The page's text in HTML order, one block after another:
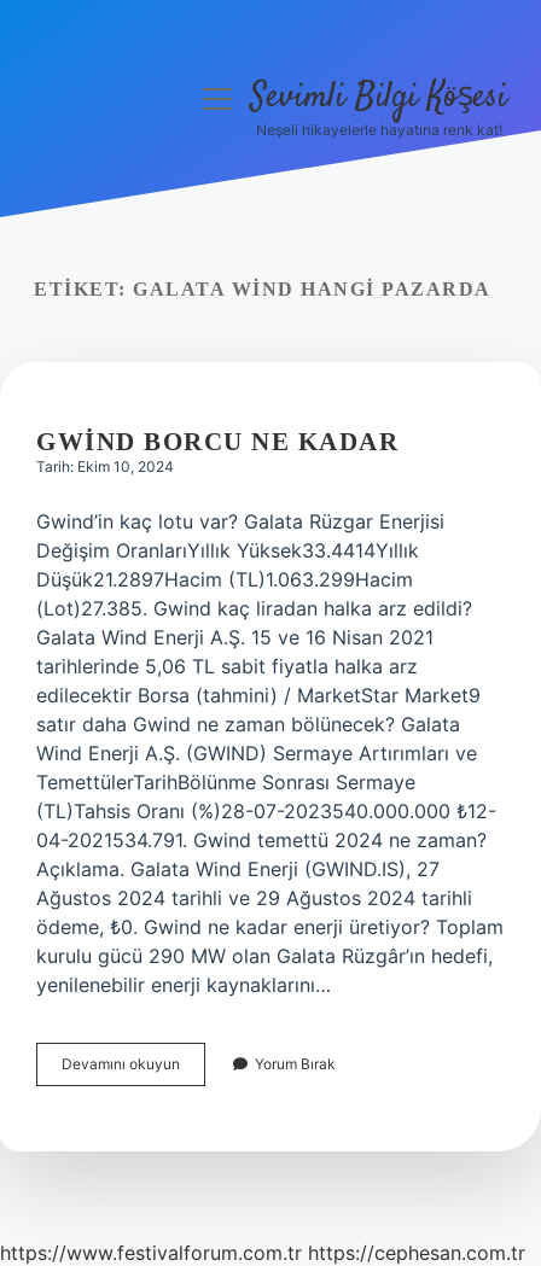
Yasal Uyarı
menüyüSevimli Bilgi Köşesi
Neşeli hikayelerle hayatına renk kat!
ETIKET: GALATA WIND HANGI PAZARDA
GWIND BORCU NE KADAR
Tarih: Ekim 10, 2024
Gwind’in kaç lotu var? Galata Rüzgar Enerjisi
Değişim OranlarıYıllık Yüksek33.4414Yıllık
Düşük21.2897Hacim (TL)1.063.299Hacim
(Lot)27.385. Gwind kaç liradan halka arz edildi?
Galata Wind Enerji A.Ş. 15 ve 16 Nisan 2021
tarihlerinde 5,06 TL sabit fiyatla halka arz
edilecektir Borsa (tahmini) / MarketStar Market9
satır daha Gwind ne zaman bölünecek? Galata
Wind Enerji A.Ş. (GWIND) Sermaye Artırımları ve
TemettülerTarihBölünme Sonrası Sermaye
(TL)Tahsis Oranı (%)28-07-2023540.000.000 ₺12-
04-2021534.791. Gwind temettü 2024 ne zaman?
Açıklama. Galata Wind Enerji (GWIND.IS), 27
Ağustos 2024 tarihli ve 29 Ağustos 2024 tarihli
ödeme, ₺0. Gwind ne kadar enerji üretiyor? Toplam
kurulu gücü 290 MW olan Galata Rüzgâr’ın hedefi,
yenilenebilir enerji kaynaklarını…
Devamını okuyun
Borcu
Yorum Bırak
https://www.festivalforum.com.tr https://cephesan.com.tr